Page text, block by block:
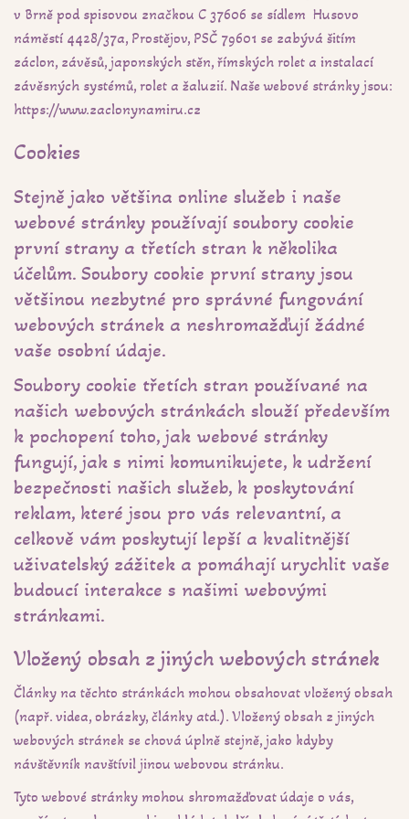
v Brně pod spisovou značkou C 37606 se sídlem Husovo
náměstí 4428/37a, Prostějov, PSČ 79601 se zabývá šitím
záclon, závěsů, japonských stěn, římských rolet a instalací
závěsných systémů, rolet a žaluzií. Naše webové stránky jsou:
https://www.zaclonynamiru.cz
Cookies
Stejně jako většina online služeb i naše
webové stránky používají soubory cookie
první strany a třetích stran k několika
účelům. Soubory cookie první strany jsou
většinou nezbytné pro správné fungování
webových stránek a neshromažďují žádné
vaše osobní údaje.
Soubory cookie třetích stran používané na
našich webových stránkách slouží především
k pochopení toho, jak webové stránky
fungují, jak s nimi komunikujete, k udržení
bezpečnosti našich služeb, k poskytování
reklam, které jsou pro vás relevantní, a
celkově vám poskytují lepší a kvalitnější
uživatelský zážitek a pomáhají urychlit vaše
budoucí interakce s našimi webovými
stránkami.
Vložený obsah z jiných webových stránek
Články na těchto stránkách mohou obsahovat vložený obsah
(např. videa, obrázky, články atd.). Vložený obsah z jiných
webových stránek se chová úplně stejně, jako kdyby
návštěvník navštívil jinou webovou stránku.
Tyto webové stránky mohou shromažďovat údaje o vás,